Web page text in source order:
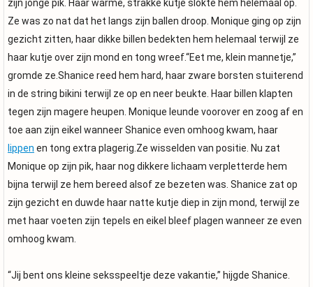
zijn jonge pik. Haar warme, strakke kutje slokte hem helemaal op.
Ze was zo nat dat het langs zijn ballen droop. Monique ging op zijn
gezicht zitten, haar dikke billen bedekten hem helemaal terwijl ze
haar kutje over zijn mond en tong wreef.“Eet me, klein mannetje,”
gromde ze.Shanice reed hem hard, haar zware borsten stuiterend
in de string bikini terwijl ze op en neer beukte. Haar billen klapten
tegen zijn magere heupen. Monique leunde voorover en zoog af en
toe aan zijn eikel wanneer Shanice even omhoog kwam, haar
lippen en tong extra plagerig.Ze wisselden van positie. Nu zat
Monique op zijn pik, haar nog dikkere lichaam verpletterde hem
bijna terwijl ze hem bereed alsof ze bezeten was. Shanice zat op
zijn gezicht en duwde haar natte kutje diep in zijn mond, terwijl ze
met haar voeten zijn tepels en eikel bleef plagen wanneer ze even
omhoog kwam.
“Jij bent ons kleine seksspeeltje deze vakantie,” hijgde Shanice.